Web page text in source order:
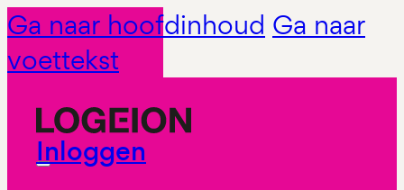
Ga naar hoofdinhoud Ga naar
voettekst
Inloggen